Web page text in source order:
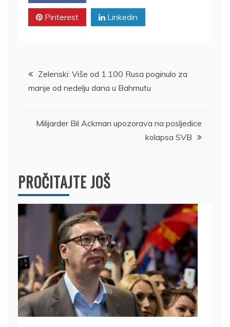
Pinterest Linkedin
Kretanje
članka
Zelenski: Više od 1.100 Rusa poginulo za
manje od nedelju dana u Bahmutu
Milijarder Bil Ackman upozorava na posljedice
kolapsa SVB
PROČITAJTE JOŠ